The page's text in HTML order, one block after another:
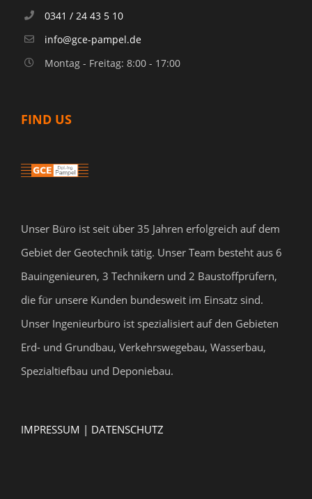
0341 / 24 43 5 10
info@gce-pampel.de
Montag - Freitag: 8:00 - 17:00
FIND US
Unser Büro ist seit über 35 Jahren erfolgreich auf dem
Gebiet der Geotechnik tätig. Unser Team besteht aus 6
Bauingenieuren, 3 Technikern und 2 Baustoffprüfern,
die für unsere Kunden bundesweit im Einsatz sind.
Unser Ingenieurbüro ist spezialisiert auf den Gebieten
Erd- und Grundbau, Verkehrswegebau, Wasserbau,
Spezialtiefbau und Deponiebau.
IMPRESSUM | DATENSCHUTZ